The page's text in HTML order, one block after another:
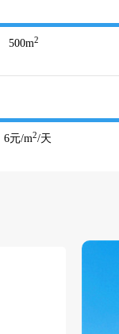
500m2
6元/m2/天